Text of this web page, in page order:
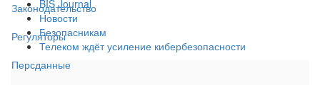
Законодательство
Регуляторы
Персданные
BIS Journal
Новости
Безопасникам
Телеком ждёт усиление кибербезопасности